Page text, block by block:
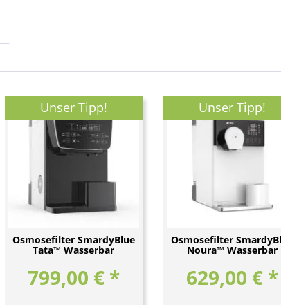
Unser Tipp!
Osmosefilter SmardyBlue
Tata™ Wasserbar
799,00 € *
Unser Tipp!
Osmosefilter
Noura™ Wasserbar
629,00 € *